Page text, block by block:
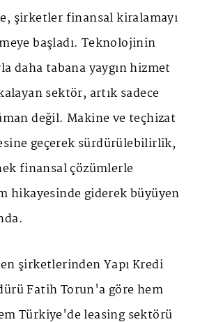
şirketler finansal kiralamayı
başladı. Teknolojinin
daha tabana yaygın hizmet
sektör, artık sadece
değil. Makine ve teçhizat
geçerek sürdürülebilirlik,
finansal çözümlerle
hikayesinde giderek büyüyen
şirketlerinden Yapı Kredi
Fatih Torun'a göre hem
Türkiye'de leasing sektörü